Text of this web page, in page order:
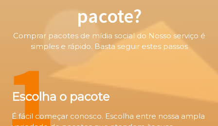
pacote?
Comprar pacotes de mídia social do Nosso serviço é
simples e rápido. Basta seguir estes passos
Escolha o pacote
É fácil começar conosco. Escolha entre nossa ampla
1